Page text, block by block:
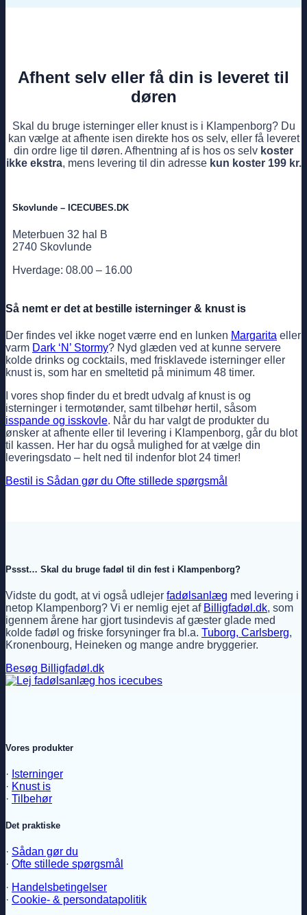
Afhent selv eller få din is leveret til
døren
Skal du bruge isterninger eller knust is i Klampenborg? Du
kan vælge at afhente isen direkte hos os selv, eller få leveret
din ordre lige til døren. Afhentning af is hos os selv koster
ikke ekstra, mens levering til din adresse kun koster 199 kr.
Skovlunde – ICECUBES.DK
Meterbuen 32 hal B
2740 Skovlunde
Hverdage: 08.00 – 16.00
Så nemt er det at bestille isterninger & knust is
Der findes vel ikke noget værre end en lunken Margarita eller
varm Dark ‘N’ Stormy? Nyd glæden ved at kunne servere
kolde drinks og cocktails, med frisklavede isterninger eller
knust is, som har en smeltetid på minimum 48 timer.
I vores shop finder du et bredt udvalg af knust is og
isterninger i termotønder, samt tilbehør hertil, såsom
isspande og isskovle. Når du har valgt de produkter du
ønsker at afhente eller til levering i Klampenborg, går du blot
til kassen. Her har du også mulighed for at vælge din
leveringsdato – helt ned til indenfor blot 24 timer!
Bestil is Sådan gør du Ofte stillede spørgsmål
Pssst… Skal du bruge fadøl til din fest i Klampenborg?
Vidste du godt, at vi også udlejer fadølsanlæg med levering i
netop Klampenborg? Vi er nemlig ejet af Billigfadøl.dk, som
igennem årene har gjort tusindevis af gæster glade med
kolde fadøl og friske forsyninger fra bl.a. Tuborg, Carlsberg,
Kronenbourg, Heineken og mange andre bryggerier.
Besøg Billigfadøl.dk
Vores produkter
· Isterninger
· Knust is
· Tilbehør
Det praktiske
· Sådan gør du
· Ofte stillede spørgsmål
· Handelsbetingelser
· Cookie- & persondatapolitik